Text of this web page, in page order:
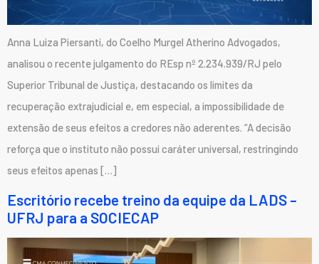
Anna Luiza Piersanti, do Coelho Murgel Atherino Advogados,
analisou o recente julgamento do REsp nº 2.234.939/RJ pelo
Superior Tribunal de Justiça, destacando os limites da
recuperação extrajudicial e, em especial, a impossibilidade de
extensão de seus efeitos a credores não aderentes. “A decisão
reforça que o instituto não possui caráter universal, restringindo
seus efeitos apenas […]
Escritório recebe treino da equipe da LADS –
UFRJ para a SOCIECAP